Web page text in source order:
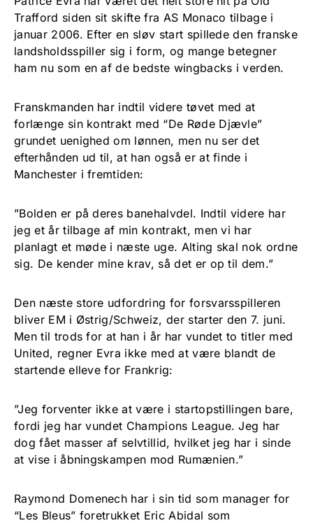
Trafford siden sit skifte fra AS Monaco tilbage i
januar 2006. Efter en sløv start spillede den franske
landsholdsspiller sig i form, og mange betegner
ham nu som en af de bedste wingbacks i verden.
Franskmanden har indtil videre tøvet med at
forlænge sin kontrakt med “De Røde Djævle”
grundet uenighed om lønnen, men nu ser det
efterhånden ud til, at han også er at finde i
Manchester i fremtiden:
”Bolden er på deres banehalvdel. Indtil videre har
jeg et år tilbage af min kontrakt, men vi har
planlagt et møde i næste uge. Alting skal nok ordne
sig. De kender mine krav, så det er op til dem.”
Den næste store udfordring for forsvarsspilleren
bliver EM i Østrig/Schweiz, der starter den 7. juni.
Men til trods for at han i år har vundet to titler med
United, regner Evra ikke med at være blandt de
startende elleve for Frankrig:
”Jeg forventer ikke at være i startopstillingen bare,
fordi jeg har vundet Champions League. Jeg har
dog fået masser af selvtillid, hvilket jeg har i sinde
at vise i åbningskampen mod Rumænien.”
Raymond Domenech har i sin tid som manager for
“Les Bleus” foretrukket Eric Abidal som